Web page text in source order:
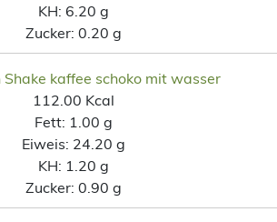
KH: 6.20 g
Zucker: 0.20 g
Shake kaffee schoko mit wasser
112.00 Kcal
Fett: 1.00 g
Eiweis: 24.20 g
KH: 1.20 g
Zucker: 0.90 g